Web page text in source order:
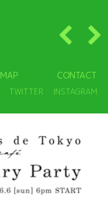
MAP CONTACT
TWITTER INSTAGRAM